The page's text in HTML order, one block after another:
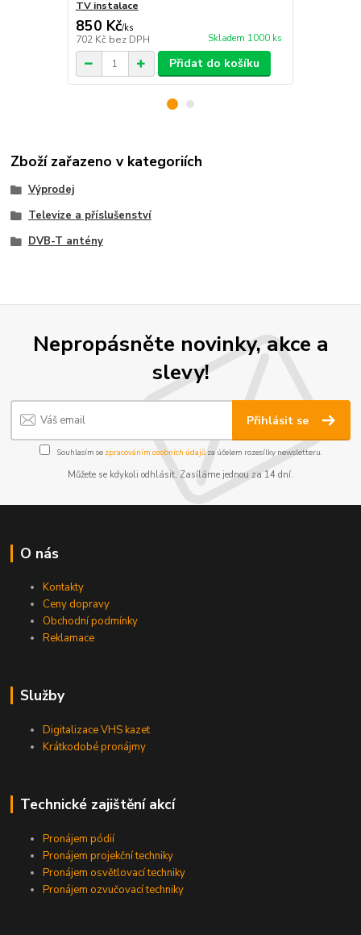
TV instalace
850 Kč/ks
702 Kč bez DPH Skladem 1000 ks
Přidat do košíku
Zboží zařazeno v kategoriích
Výprodej
Televize a příslušenství
DVB-T antény
Nepropásněte novinky, akce a
slevy!
Přihlásit se
Souhlasím se zpracováním osobních údajůza účelem rozesílky newsletteru.
Můžete se kdykoli odhlásit. Zasíláme jednou za 14 dní.
O nás
Kontakty
Ceny dopravy
Obchodní podmínky
Reklamace
Služby
Digitalizace VHS kazet
Krátkodobé pronájmy
Technické zajištění akcí
Pronájem pódií
Pronájem projekční techniky
Pronájem osvětlovací techniky
Pronájem ozvučovací techniky